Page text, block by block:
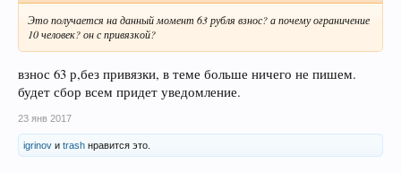
Это получается на данный момент 63 рубля взнос? а почему ограничение
10 человек? он с привязкой?
взнос 63 р,без привязки, в теме больше ничего не пишем.
будет сбор всем придет уведомление.
23 янв 2017
igrinov и trash нравится это.